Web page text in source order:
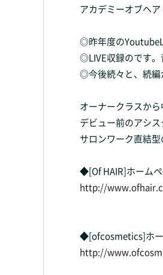
アカデミーオブヘア
◎昨年度の
◎LIVE収録のです。
◎今後続々と、続編
オーナークラスか
デビュー前のアシ
サロンワーク直結
◆[Of HAIR]ホーム
http://
◆[ofcosmetics]ホ
http://